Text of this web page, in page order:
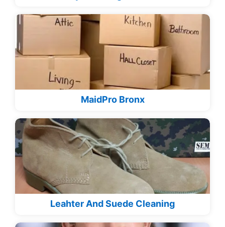
MaidPro Bronx
Leahter And Suede Cleaning